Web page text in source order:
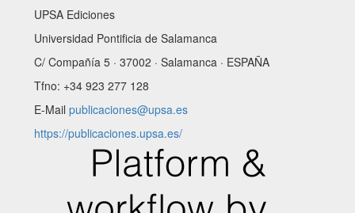
UPSA Ediciones
Universidad Pontificia de Salamanca
C/ Compañía 5 · 37002 · Salamanca · ESPAÑA
Tfno: +34 923 277 128
E-Mail publicaciones@upsa.es
https://publicaciones.upsa.es/